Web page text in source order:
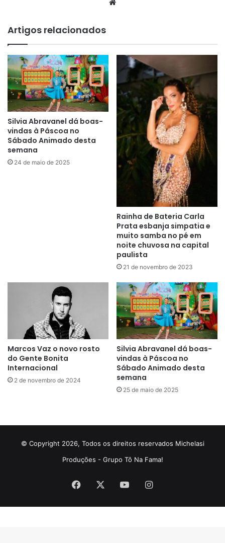
Artigos relacionados
Silvia Abravanel dá boas-
vindas à Páscoa no
Sábado Animado desta
semana
24 de maio de 2025
Rainha de Bateria Carla
Prata esbanja simpatia e
muito samba no pé em
noite chuvosa na capital
paulista
21 de novembro de 2023
Marcos Vaz o novo rosto
do Gente Bonita
Internacional
2 de novembro de 2024
Silvia Abravanel dá boas-
vindas à Páscoa no
Sábado Animado desta
semana
25 de maio de 2025
© Copyright 2026, Todos os direitos reservados Michelasi
Produções - Grupo Tô Na Fama!
Facebook YouTubeInstagram